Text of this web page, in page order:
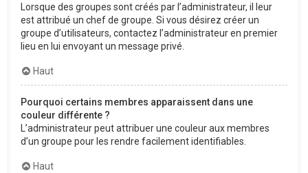
Lorsque des groupes sont créés par l’administrateur, il leur
est attribué un chef de groupe. Si vous désirez créer un
groupe d’utilisateurs, contactez l’administrateur en premier
lieu en lui envoyant un message privé.
Haut
Pourquoi certains membres apparaissent dans une
couleur différente ?
L’administrateur peut attribuer une couleur aux membres
d’un groupe pour les rendre facilement identifiables.
Haut